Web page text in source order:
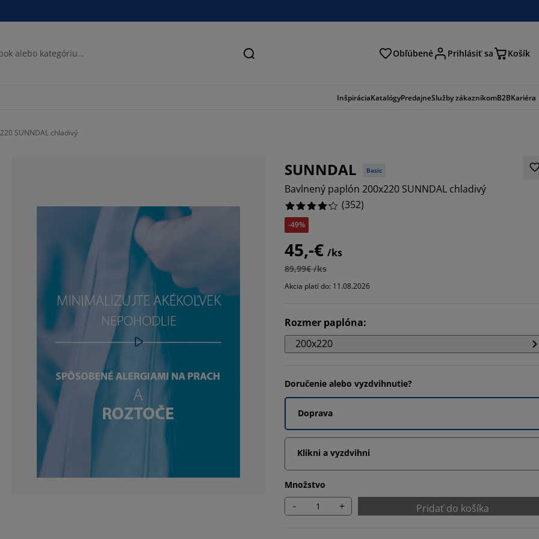
Hľadať Obľúbené Prihlásiť sa Košík
InšpiráciaKatalógyPredajneSlužby zákazníkomB2BKariéra
SUNNDAL chladivý
SUNNDAL Basic
Bavlnený paplón 200x220 SUNNDAL chladivý
(352)
-49%
45,-€ /ks
89,99€ /ks
Akcia platí do: 11.08.2026
Rozmer paplóna:
200x220
Doručenie alebo vyzdvihnutie?
Doprava
Klikni a vyzdvihni
Množstvo
- + Pridať do košíka
4.261363636363636%
5.965909090909091%
11.931818181818182%